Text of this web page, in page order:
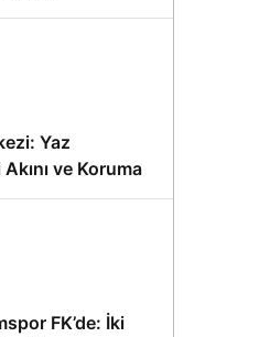
Yaz
ve Koruma
FK’de: İki